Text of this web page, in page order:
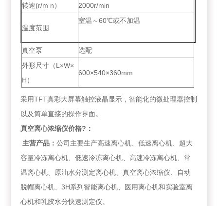
转速(r/m n）
2000r/min
温度范围
室温～60℃或不加温
真空泵
选配
外形尺寸（L×W×
H）
600×540×360mm
采用TFT真彩大屏幕触控液晶显示，智能化的微处理器控制
以及简单直接的操作界面。
真空离心浓缩仪价格?：
主营产品：公司主要生产高速离心机、低速离心机、超大
容量冷冻离心机、低速冷冻离心机、高速冷冻离心机、常
温离心机、原油水分测定离心机、真空离心浓缩仪、自动
脱帽离心机、3H系列智能离心机、医用离心机和实验室离
心机和乳胶水分快速测定仪。